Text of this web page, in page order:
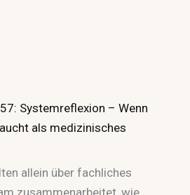
Systemreflexion – Wenn
als medizinisches
allein über fachliches